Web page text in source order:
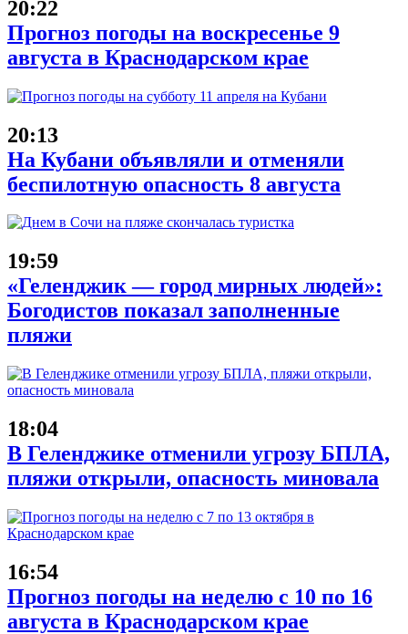
20:22
Прогноз погоды на воскресенье 9
августа в Краснодарском крае
20:13
На Кубани объявляли и отменяли
беспилотную опасность 8 августа
19:59
«Геленджик — город мирных людей»:
Богодистов показал заполненные
пляжи
18:04
В Геленджике отменили угрозу БПЛА,
пляжи открыли, опасность миновала
16:54
Прогноз погоды на неделю с 10 по 16
августа в Краснодарском крае